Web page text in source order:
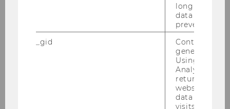
from living with Covid-19
long as it is
data
prevented.
_gid
Contains a
generated
Using this
Analytics can
returning
website and
data from
visits.